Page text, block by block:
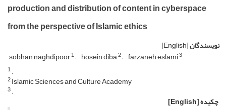
production and distribution of content in cyberspace
from the perspective of Islamic ethics
نویسندگان[English]
sobhan naghdipoor1 hosein diba2 farzaneh eslami3
1.
2Islamic Sciences and Culture Academy
3.
چکیده[English]